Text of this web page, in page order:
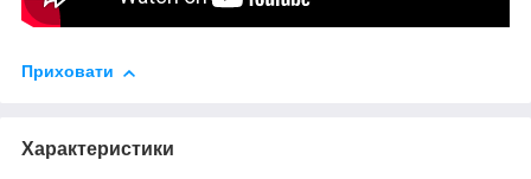
Приховати
Характеристики